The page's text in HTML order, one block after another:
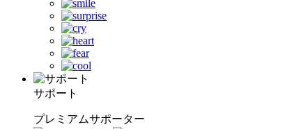
サポート
プレミアムサポーター